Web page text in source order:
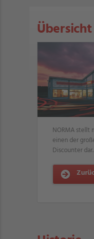
NORMA stellt
einen der
Discounter dar.